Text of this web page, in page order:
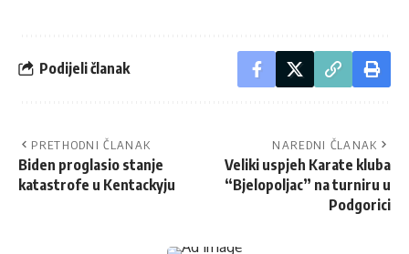
Podijeli članak
PRETHODNI ČLANAK
Biden proglasio stanje
katastrofe u Kentackyju
NAREDNI ČLANAK
Veliki uspjeh Karate kluba
“Bjelopoljac” na turniru u
Podgorici